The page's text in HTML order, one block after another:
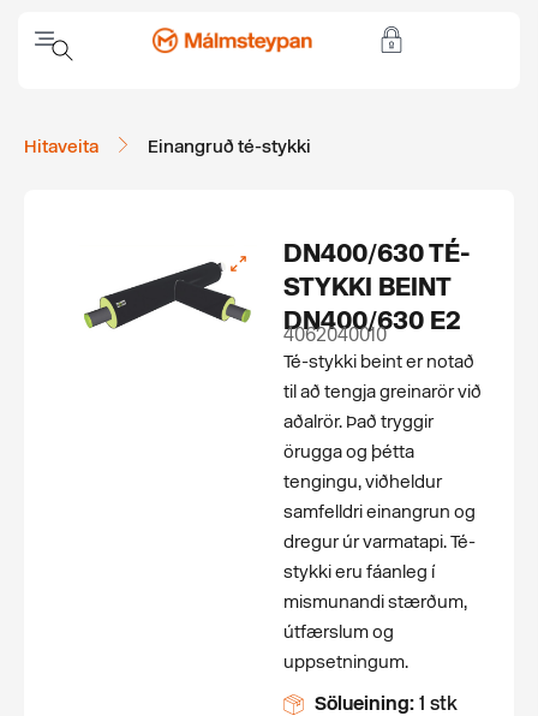
Hitaveita Einangruð té-stykki
DN400/630 TÉ-
STYKKI BEINT
DN400/630 E2
4062040010
Té-stykki beint er notað
til að tengja greinarör við
aðalrör. Það tryggir
örugga og þétta
tengingu, viðheldur
samfelldri einangrun og
dregur úr varmatapi. Té-
stykki eru fáanleg í
mismunandi stærðum,
útfærslum og
uppsetningum.
Sölueining:1 stk